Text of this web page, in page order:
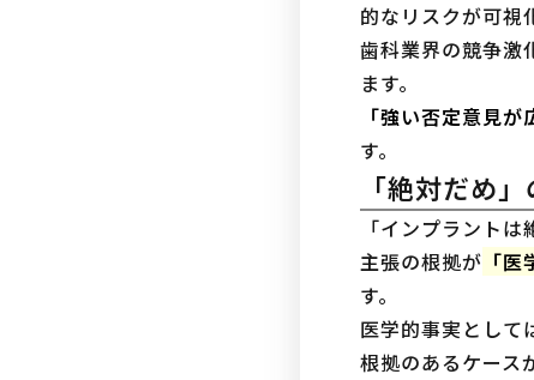
的なリスクが可視
歯科業界の競争激
ます。
「強い否定意見
す。
「絶対だめ
「インプラント
主張の根拠が 「
す。
医学的事実として
根拠のあるケース